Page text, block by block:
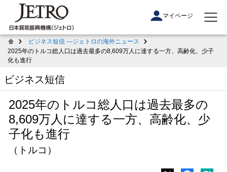
マイページ
ビジネス短信 ―ジェトロの海外ニュース
2025年のトルコ総人口は過去最多の8,609万人に達する一方、高齢化、少子
化も進行
ビジネス短信
2025年のトルコ総人口は過去最多の
8,609万人に達する一方、高齢化、少
子化も進行
（トルコ）